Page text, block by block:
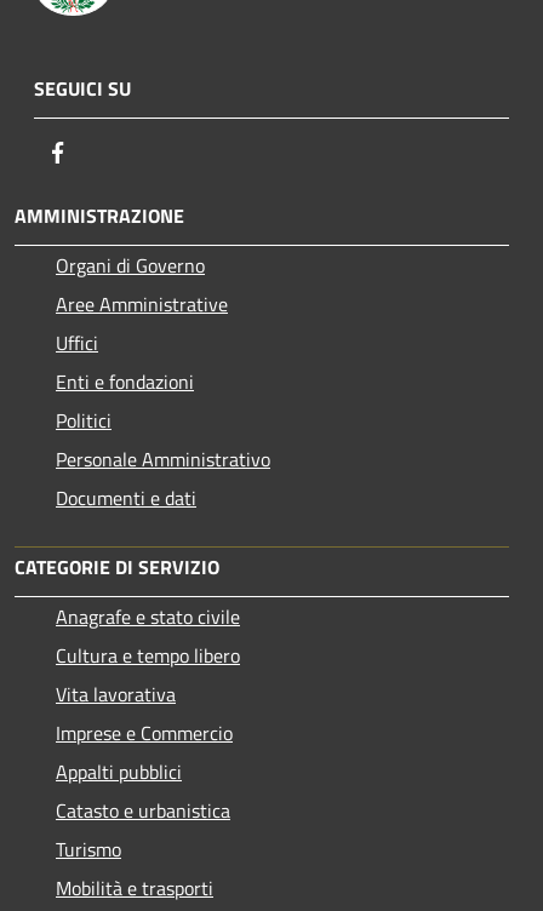
SEGUICI SU
AMMINISTRAZIONE
Organi di Governo
Aree Amministrative
Uffici
Enti e fondazioni
Politici
Personale Amministrativo
Documenti e dati
CATEGORIE DI SERVIZIO
Anagrafe e stato civile
Cultura e tempo libero
Vita lavorativa
Imprese e Commercio
Appalti pubblici
Catasto e urbanistica
Turismo
Mobilità e trasporti